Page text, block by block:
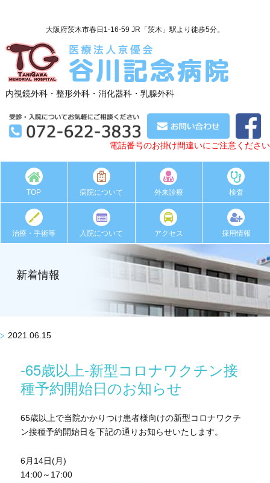
大阪府茨木市春日1-16-59 JR「茨木」駅より徒歩5分。
内視鏡外科・整形外科・消化器科・乳腺外科
電話番号のお掛け間違いにご注意ください
TOP 病院について 外来診療 検査
治療・手術等 入院について アクセス 採用情報
新着情報
2021.06.15
-65歳以上-新型コロナワクチン接
種予約開始日のお知らせ
65歳以上で当院かかりつけ患者様向けの新型コロナワクチ
ン接種予約開始日を下記の通りお知らせいたします。
6月14日(月)
14:00～17:00